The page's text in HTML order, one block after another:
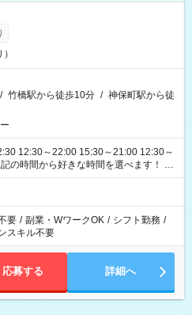
/ 竹橋駅から徒歩10分 / 神保町駅から徒
12:30～22:00 15:30～21:00 12:30～
があります
要 / 副業・WワークOK / シフト勤務 /
スキル不要
応募する 詳細へ